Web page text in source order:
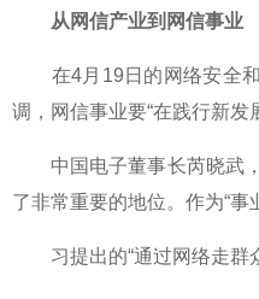
从网信产业到网信事业
在4月19日的网络安全和
调，网信事业要“在践行新
中国电子董事长芮晓武，
了非常重要的地位。作为“事
习提出的“通过网络走群众